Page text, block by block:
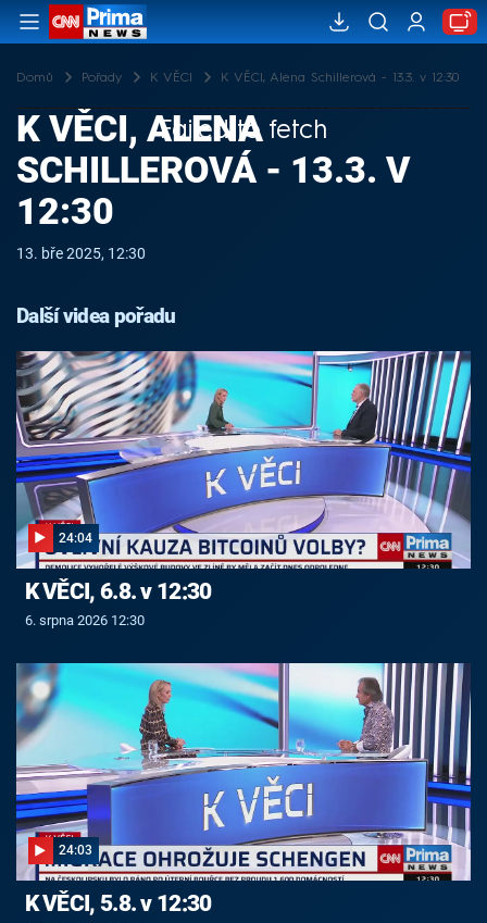
Domů Pořady K VĚCI K VĚCI, Alena Schillerová - 13.3. v 12:30
Failed to fetch
K VĚCI, ALENA
SCHILLEROVÁ - 13.3. V
12:30
13. bře 2025, 12:30
Další videa pořadu
24:04
K VĚCI, 6.8. v 12:30
6. srpna 2026 12:30
24:03
K VĚCI, 5.8. v 12:30